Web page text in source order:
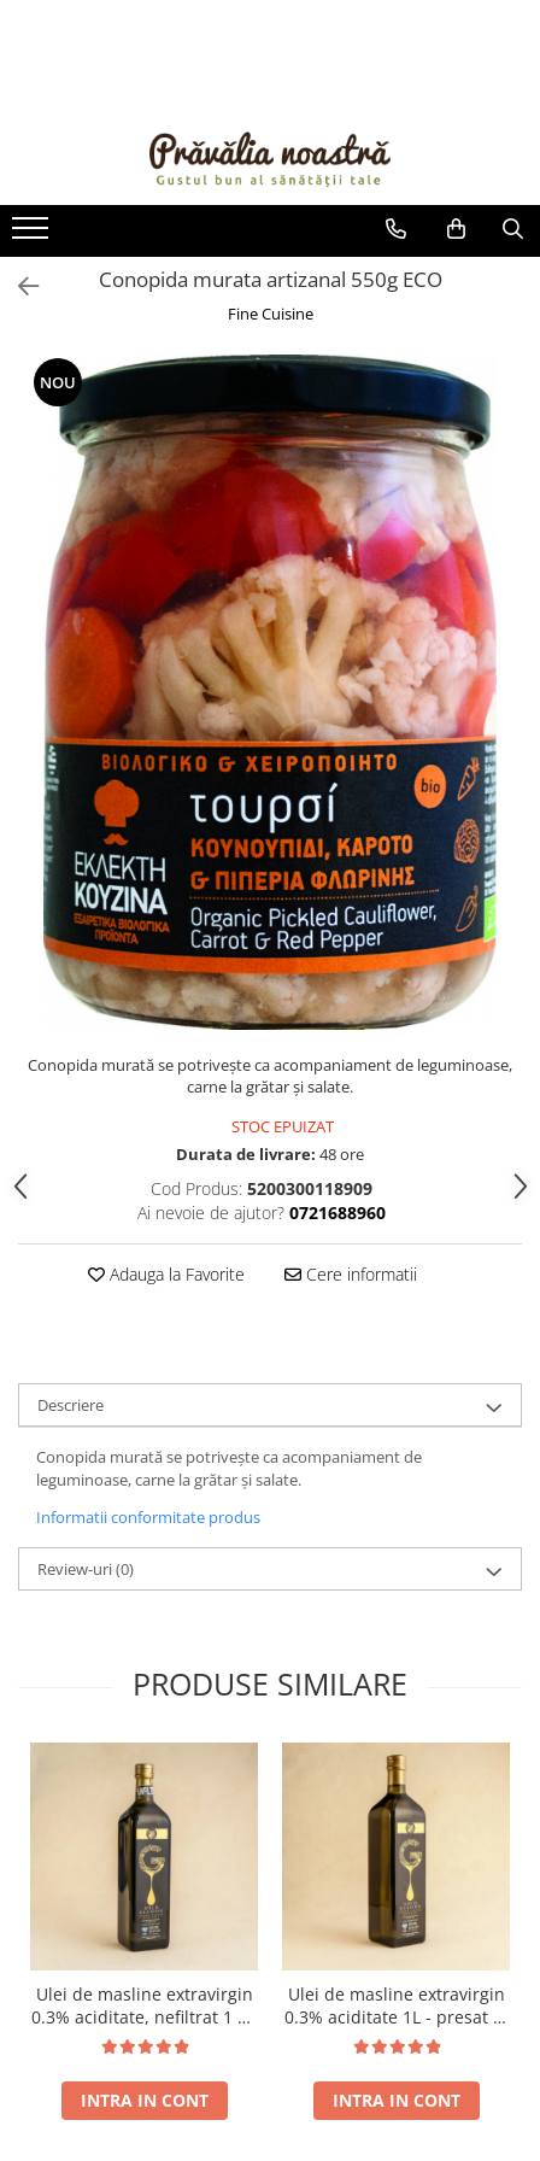
ULEIURI ȘI UNTURI
MĂSLINE
NUCI ȘI SEMINȚE
FRUCTE DESHIDRATATE
FRUCTE LA CONSERVĂ
OȚETURI ȘI SOSURI
SOSURI
FĂINĂ FĂRĂ GLUTEN
BĂUTURI / LAPTE VEGETAL
OREZ ȘI CEREALE
PASTE
CREME ȘI PASTE TARTINABILE
CONDIMENTE
CEAIURI GRECEȘTI
CIOCOLATĂ ȘI CACAO
HEALTHY SNACKS
SUPERALIMENTE
LACTATE
BACANIE
PRODUSE ECO / ORGANICE
PRODUSE ROMÂNEȘTI
COSMETICE
REMEDII NATURISTE
TOATE PRODUSELE
Conopida murata artizanal 550g ECO
Fine Cuisine
NOU
Conopida murată se potrivește ca acompaniament de leguminoase,
carne la grătar și salate.
STOC EPUIZAT
Durata de livrare: 48 ore
Cod Produs: 5200300118909
Ai nevoie de ajutor? 0721688960
Adauga la Favorite Cere informatii
Descriere
Conopida murată se potrivește ca acompaniament de
leguminoase, carne la grătar și salate.
Informatii conformitate produs
Review-uri(0)
PRODUSE SIMILARE
Ulei de masline extravirgin
0.3% aciditate, nefiltrat 1 L -
presat la rece RECOLTA
INTRA IN CONT
Ulei de masline extravirgin
0.3% aciditate 1L - presat la
rece RECOLTA NOUA
INTRA IN CONT